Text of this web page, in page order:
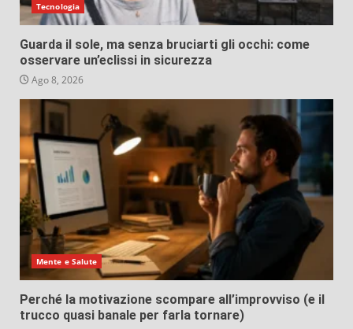
Tecnologia
Guarda il sole, ma senza bruciarti gli occhi: come
osservare un’eclissi in sicurezza
Ago 8, 2026
Mente e Salute
Perché la motivazione scompare all’improvviso (e il
trucco quasi banale per farla tornare)